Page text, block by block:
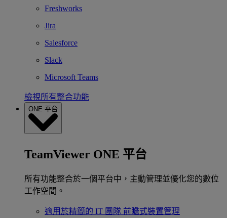
Freshworks
Jira
Salesforce
Slack
Microsoft Teams
檢視所有整合功能
ONE 平台
TeamViewer ONE 平台
所有功能整合於一個平台中，主動管理並優化您的數位
工作空間。
適用於精簡的 IT 團隊 前瞻式裝置管理